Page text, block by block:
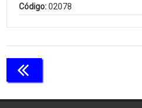
Código:02078